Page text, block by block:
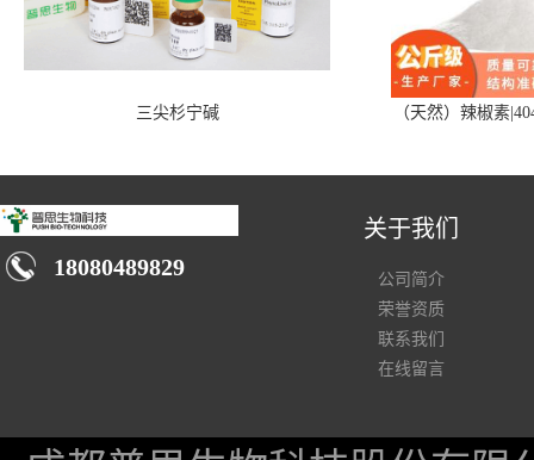
三尖杉宁碱 （天然）辣椒素
18080489829
关于我们
公司简介
荣誉资质
联系我们
在线留言